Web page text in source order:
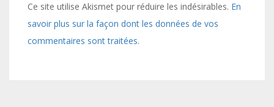
Ce site utilise Akismet pour réduire les indésirables. En
savoir plus sur la façon dont les données de vos
commentaires sont traitées.